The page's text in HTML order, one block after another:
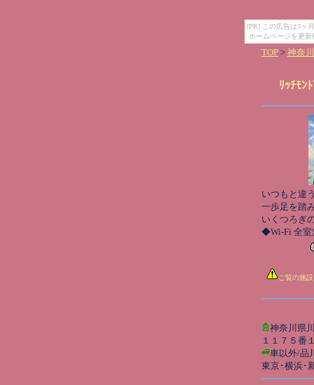
[PR] この広告は3ヶ
ホームページを更
TOP > 神奈
ﾘｯﾁﾓﾝ
いつもと違
一歩足を踏
いくつろぎ
◆Wi-Fi 全
ご覧の施
神奈川県
１１７５番
車以外/品
東京･横浜･